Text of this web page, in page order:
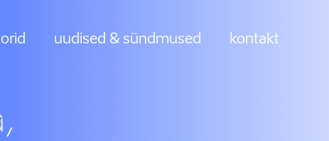
uudised & sündmused kontakt